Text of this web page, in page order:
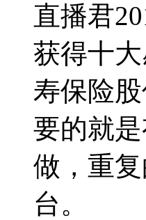
直播君
获得十
寿保险
要的就
做，重
台。